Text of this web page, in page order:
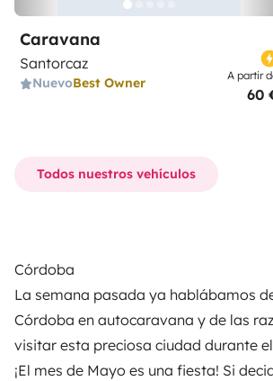
Caravana
Santorcaz
NuevoBest Owner A partir
60
Todos nuestros vehículos
Córdoba
La semana pasada ya hablábamos
Córdoba en autocaravana y de las
visitar esta preciosa ciudad durante
¡El mes de Mayo es una fiesta! Si